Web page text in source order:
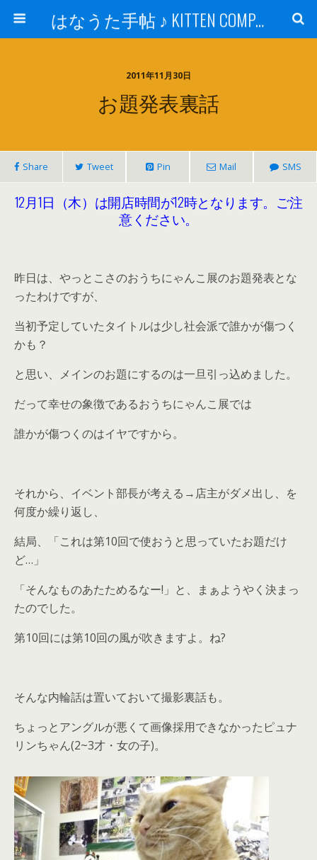
はなうた手帖 ♪ KITTEN COMPANY
2011年11月30日
お題発表裏話
Share Tweet Pin Mail SMS
12月1日（木）は開店時間が12時となります。ご注
意ください。
昨日は、やっとこさのおうちにゃんこ展のお題発表とな
ったわけですが、
当初予定していたタイトルは少し社会派で誰かが傷つく
かも？
と思い、メインのお題にするのは一旦引っ込めました。
だって幸せの象徴であるおうちにゃんこ展では
誰かが傷つくのはイヤですから。
それから、イベント部長が考える→店主がダメ出し、を
何度か繰り返し、
結局、「これは第10回で使おうと思っていたお題だけ
ど…」
「そんなものあたためるなー!」と、まぁようやく決まっ
たのでした。
第10回には第10回の風が吹きますよ。ね?
そんな内輪話は置いておいて撮影裏話も。
ちょっとアングルが悪くて画像採用できなかったピュナ
リンちゃん(2~3才・女の子)。